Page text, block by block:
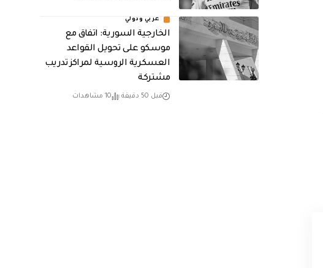
عربي ودولي
الخارجية السورية: اتفاق مع
موسكو على تحويل القواعد
العسكرية الروسية لمراكز تدريب
مشتركة
قبل 50 دقيقة 10 مشاهدات